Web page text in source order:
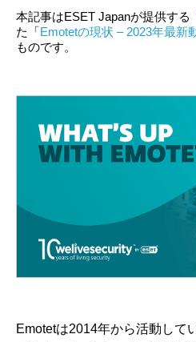
本記事はESET Japanが提供する
た「Emotetの現状 – 2023年最新
ものです。
Emotetは2014年から活動して